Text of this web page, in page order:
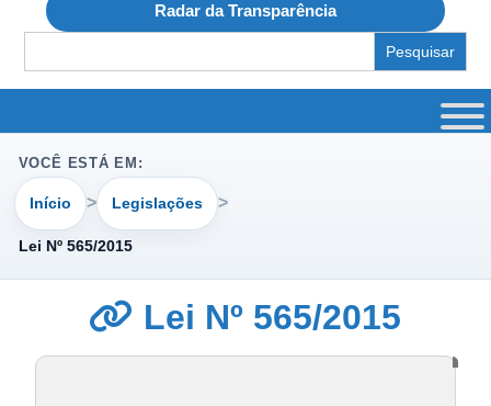
Radar da Transparência
for:
VOCÊ ESTÁ EM:
Início Legislações
Lei Nº 565/2015
Lei Nº 565/2015